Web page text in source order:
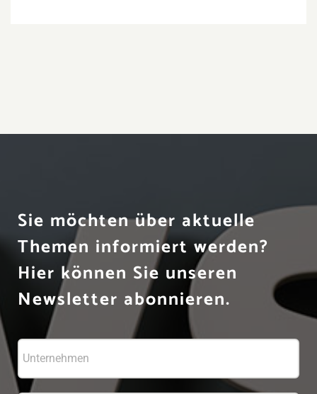
Sie möchten über aktuelle
Themen informiert werden?
Hier können Sie unseren
Newsletter abonnieren.